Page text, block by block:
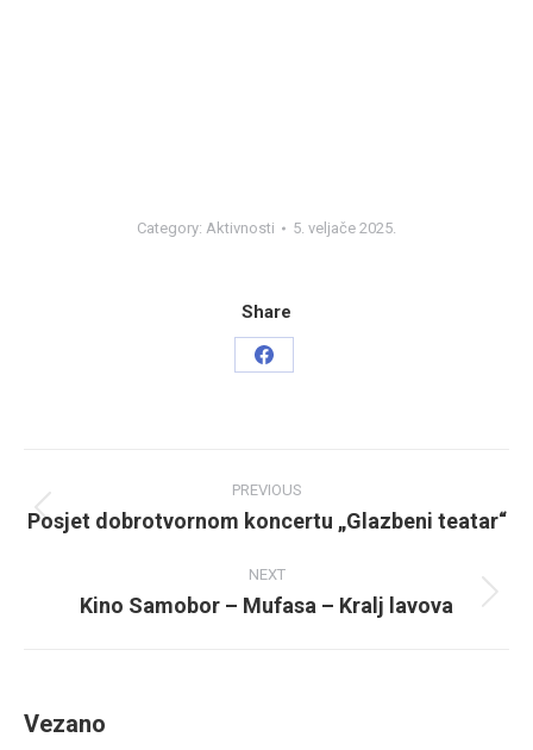
Category: Aktivnosti 5. veljače 2025.
Share
Share
navigation
PREVIOUS
Previous
Posjet dobrotvornom koncertu „Glazbeni teatar“
NEXT
Next
Kino Samobor – Mufasa – Kralj lavova
Vezano